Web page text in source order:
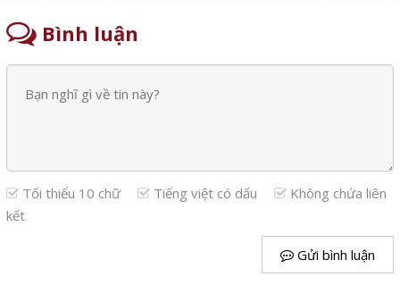
Bình luận
Tối thiểu 10 chữ Tiếng việt có dấu
Không chứa liên
kết
Gửi bình luận